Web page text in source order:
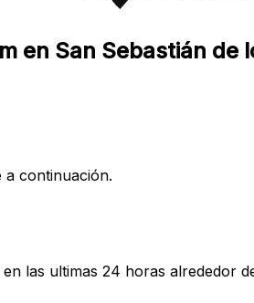
en San Sebastián de
continuación.
las ultimas 24 horas alrededor